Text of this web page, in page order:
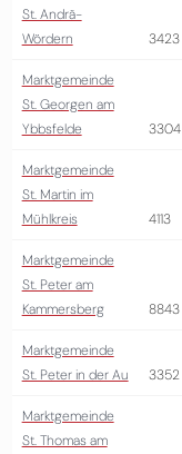
St. Andrä-
Wördern
3423
Marktgemeinde
St. Georgen am
Ybbsfelde
3304
Marktgemeinde
St. Martin im
Mühlkreis
4113
Marktgemeinde
St. Peter am
Kammersberg
8843
Marktgemeinde
St. Peter in der Au
3352
Marktgemeinde
St. Thomas am